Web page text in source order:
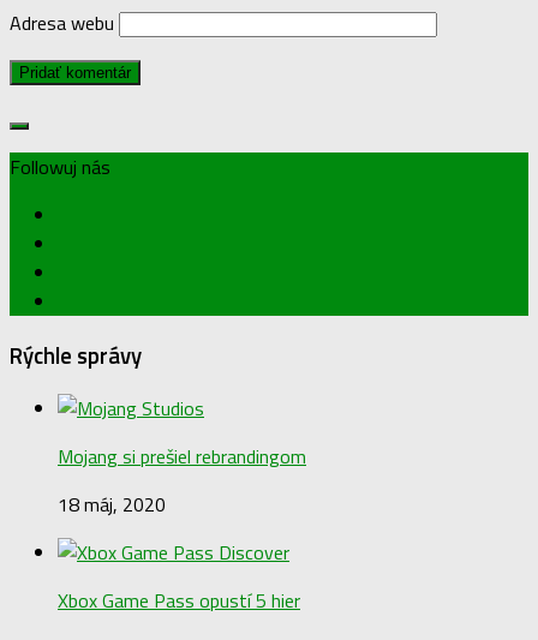
Adresa webu
Followuj nás
Rýchle správy
Mojang si prešiel rebrandingom
18 máj, 2020
Xbox Game Pass opustí 5 hier